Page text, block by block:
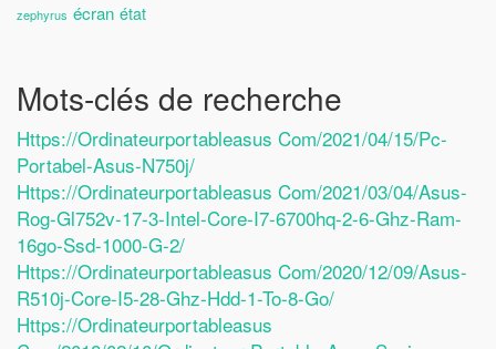
zephyrus écran état
Mots-clés de recherche
Https://ordinateurportableasus Com/2021/04/15/pc-
Portabel-Asus-N750j/
Https://ordinateurportableasus Com/2021/03/04/asus-
Rog-Gl752v-17-3-Intel-Core-I7-6700hq-2-6-Ghz-Ram-
16go-Ssd-1000-G-2/
Https://ordinateurportableasus Com/2020/12/09/asus-
R510j-Core-I5-28-Ghz-Hdd-1-To-8-Go/
Https://ordinateurportableasus